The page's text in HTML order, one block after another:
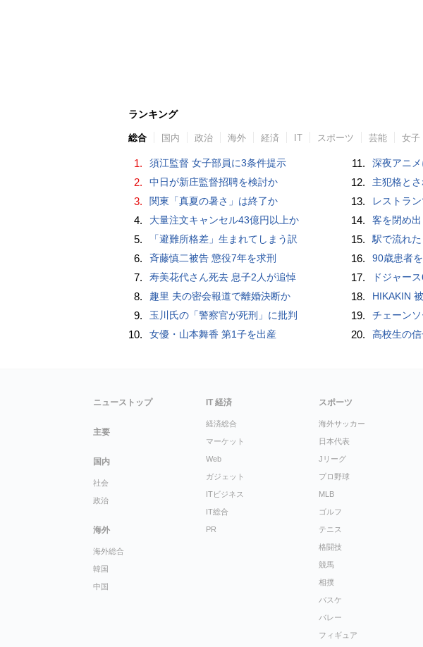
ランキング
総合 国内 政治 海外 経済 IT スポーツ 芸能 女子
1. 須江監督 女子部員に3条件提示
2. 中日が新庄監督招聘を検討か
3. 関東「真夏の暑さ」は終了か
4. 大量注文キャンセル43億円以上か
5. 「避難所格差」生まれてしまう訳
6. 斉藤慎二被告 懲役7年を求刑
7. 寿美花代さん死去 息子2人が追悼
8. 趣里 夫の密会報道で離婚決断か
9. 玉川氏の「警察官が死刑」に批判
10. 女優・山本舞香 第1子を出産
11. 深夜アニ
12. 主犯格と
13. レストラ
14. 客を閉め
15. 駅で流れ
16. 90歳患者
17. ドジャー
18. HIKAKIN
19. チェーン
20. 高校生の
ニューストップ
主要
国内
社会
政治
海外
海外総合
韓国
中国
IT 経済
経済総合
マーケット
Web
ガジェット
ITビジネス
IT総合
PR
スポーツ
海外サッカー
日本代表
Jリーグ
プロ野球
MLB
ゴルフ
テニス
格闘技
競馬
相撲
バスケ
バレー
フィギュア